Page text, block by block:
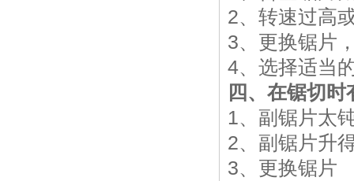
2、转速过高
3、更换锯片
4、选择适当
四、在锯切
1、副锯片太
2、副锯片升
3、更换锯片